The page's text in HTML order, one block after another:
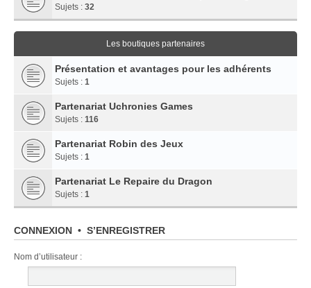
Sujets : 32
Les boutiques partenaires
Présentation et avantages pour les adhérents
Sujets : 1
Partenariat Uchronies Games
Sujets : 116
Partenariat Robin des Jeux
Sujets : 1
Partenariat Le Repaire du Dragon
Sujets : 1
CONNEXION • S’ENREGISTRER
Nom d’utilisateur :